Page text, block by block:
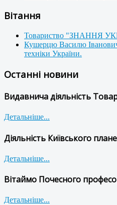
Вітання
Товариство "ЗНАННЯ
Кушерцю Василю
техніки України.
Останні новини
Видавнича діяльність
Детальніше...
Діяльність Київського
Детальніше...
Вітаймо Почесного
Детальніше...